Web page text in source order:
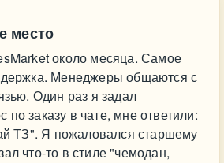
место
около месяца. Самое
Менеджеры общаются с
Один раз я задал
заказу в чате, мне ответили:
ТЗ". Я пожаловался старшему
что-то в стиле "чемодан,